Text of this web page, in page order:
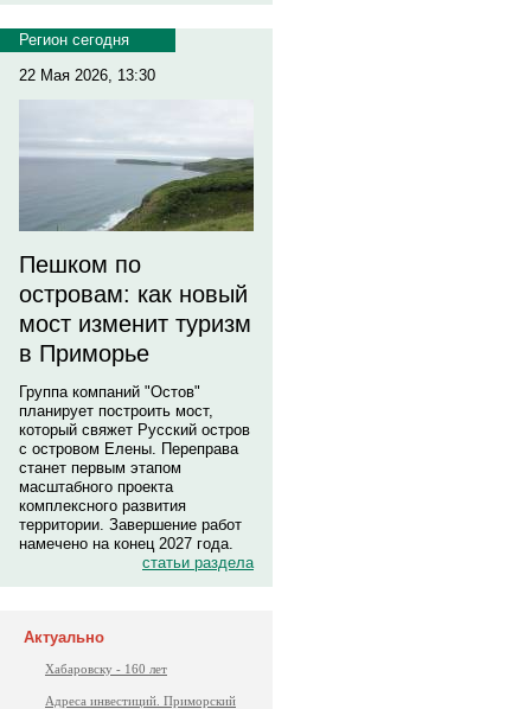
Регион сегодня
22 Мая 2026, 13:30
Пешком по
островам: как новый
мост изменит туризм
в Приморье
Группа компаний "Остов"
планирует построить мост,
который свяжет Русский остров
с островом Елены. Переправа
станет первым этапом
масштабного проекта
комплексного развития
территории. Завершение работ
намечено на конец 2027 года.
статьи раздела
Актуально
Хабаровску - 160 лет
Адреса инвестиций. Приморский